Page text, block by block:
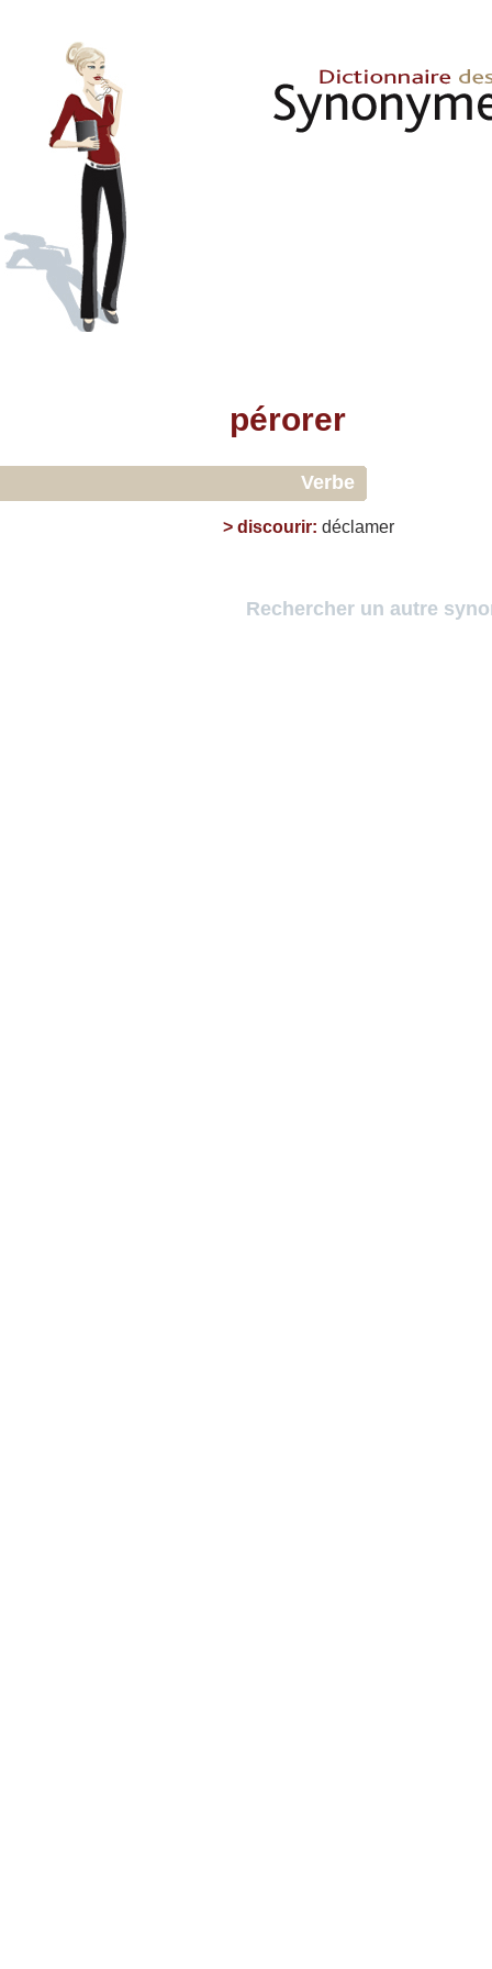
pérorer
Verbe
> discourir: déclamer
Rechercher un autre